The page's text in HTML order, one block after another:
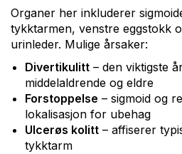
Organer her inkluderer
tykktarmen, venstre eggstokk
urinleder. Mulige årsaker:
Divertikulitt – den viktigste
middelaldrende og eldre
Forstoppelse – sigmoid og
lokalisasjon for ubehag
Ulcerøs kolitt – affiserer
tykktarm